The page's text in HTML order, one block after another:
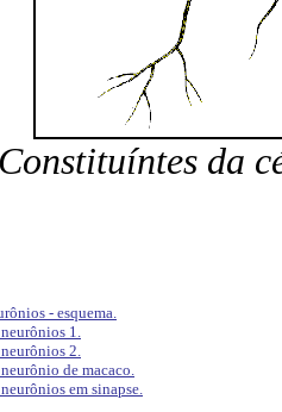
Constituíntes da
- esquema.
1.
2.
de macaco.
em sinapse.